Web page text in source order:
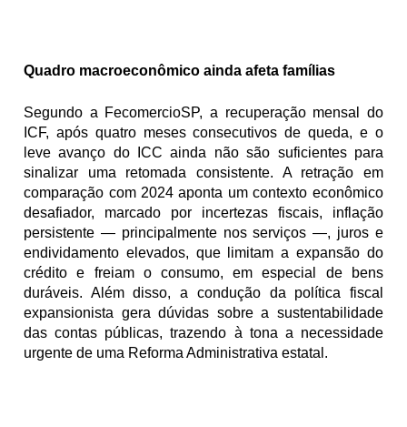
Quadro macroeconômico ainda afeta famílias
Segundo a FecomercioSP, a recuperação mensal do
ICF, após quatro meses consecutivos de queda, e o
leve avanço do ICC ainda não são suficientes para
sinalizar uma retomada consistente. A retração em
comparação com 2024 aponta um contexto econômico
desafiador, marcado por incertezas fiscais, inflação
persistente — principalmente nos serviços —, juros e
endividamento elevados, que limitam a expansão do
crédito e freiam o consumo, em especial de bens
duráveis. Além disso, a condução da política fiscal
expansionista gera dúvidas sobre a sustentabilidade
das contas públicas, trazendo à tona a necessidade
urgente de uma Reforma Administrativa estatal.